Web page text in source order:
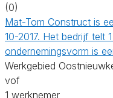
(0)
Mat-Tom Construct is
10-2017. Het bedrijf telt
ondernemingsvorm is
Werkgebied
vof
1 werknemer